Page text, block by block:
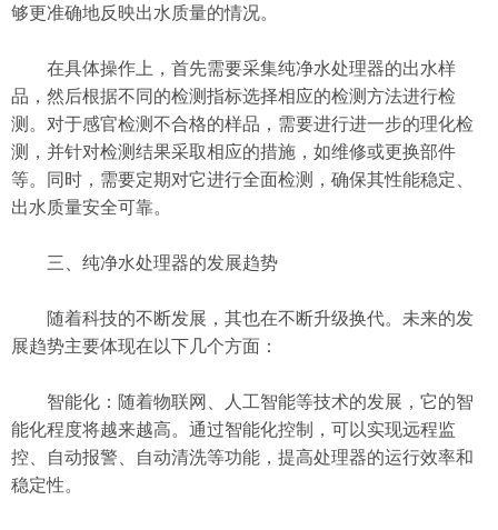
够更准确地反映出水质量的情况。
在具体操作上，首先需要采集纯净水处理器的出水样
品，然后根据不同的检测指标选择相应的检测方法进行检
测。对于感官检测不合格的样品，需要进行进一步的理化检
测，并针对检测结果采取相应的措施，如维修或更换部件
等。同时，需要定期对它进行全面检测，确保其性能稳定、
出水质量安全可靠。
三、纯净水处理器的发展趋势
随着科技的不断发展，其也在不断升级换代。未来的发
展趋势主要体现在以下几个方面：
智能化：随着物联网、人工智能等技术的发展，它的智
能化程度将越来越高。通过智能化控制，可以实现远程监
控、自动报警、自动清洗等功能，提高处理器的运行效率和
稳定性。